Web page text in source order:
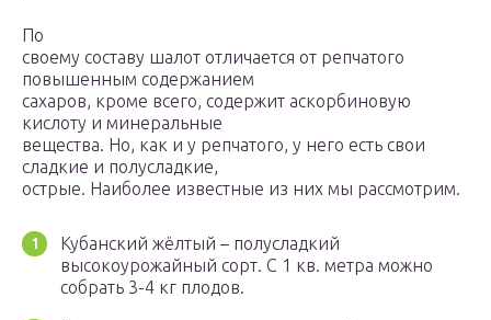
По
своему составу шалот отличается от репчатого
повышенным содержанием
сахаров, кроме всего, содержит аскорбиновую
кислоту и минеральные
вещества. Но, как и у репчатого, у него есть свои
сладкие и полусладкие,
острые. Наиболее известные из них мы рассмотрим.
Кубанский жёлтый – полусладкий
высокоурожайный сорт. С 1 кв. метра можно
собрать 3-4 кг плодов.